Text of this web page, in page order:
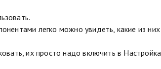
легко можно увидеть, какие из них
их просто надо включить в